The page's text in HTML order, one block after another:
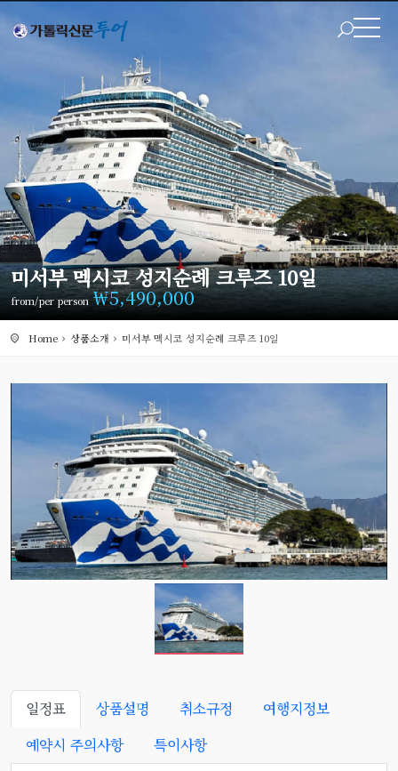
미서부 멕시코 성지순례 크루즈 10일
from/per person ￦5,490,000
Home 상품소개 미서부 멕시코 성지순례 크루즈 10일
일정표 상품설명 취소규정
여행지정보
예약시 주의사항
특이사항